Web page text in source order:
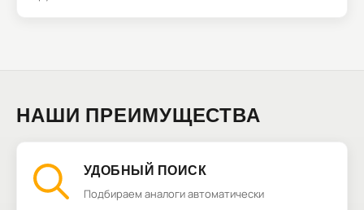
НАШИ ПРЕИМУЩЕСТВА
УДОБНЫЙ ПОИСК
Подбираем аналоги автоматически